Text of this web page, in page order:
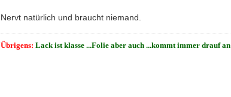
Nervt natürlich und braucht niemand.
Übrigens: Lack ist klasse ...Folie aber auch ...kommt immer drauf an